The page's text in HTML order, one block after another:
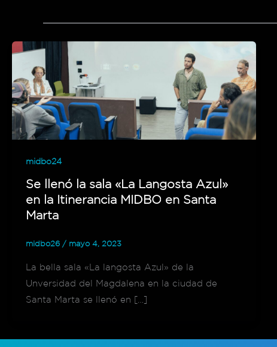
midbo24
Se llenó la sala «La Langosta Azul»
en la Itinerancia MIDBO en Santa
Marta
midbo26 / mayo 4, 2023
La bella sala «La langosta Azul» de la
Unversidad del Magdalena en la ciudad de
Santa Marta se llenó en […]